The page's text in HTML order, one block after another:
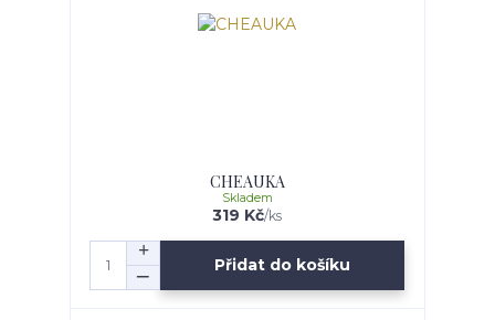
CHEAUKA
319 Kč/ks
Skladem
Přidat do košíku